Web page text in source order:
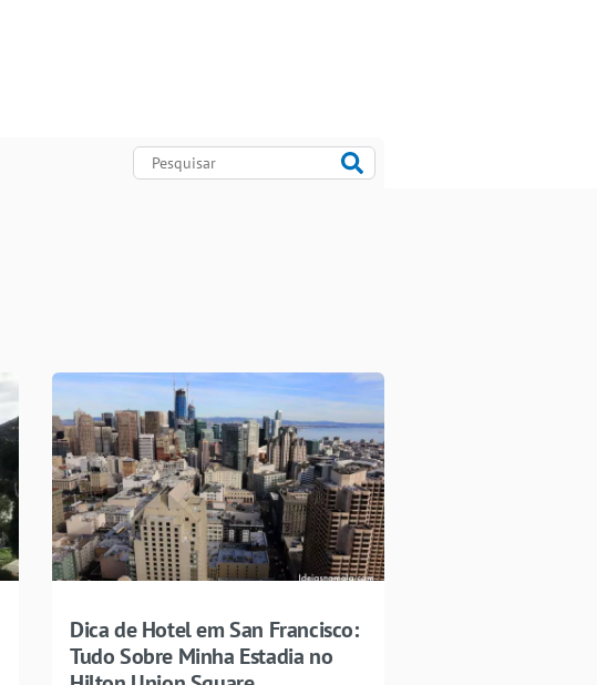
Dica de Hotel em San Francisco:
Tudo Sobre Minha Estadia no